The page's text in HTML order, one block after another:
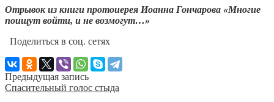
Отрывок из книги протоиерея Иоанна Гончарова «Многие
поищут войти, и не возмогут…»
Поделиться в соц. сетях
Предыдущая запись
Спасительный голос стыда